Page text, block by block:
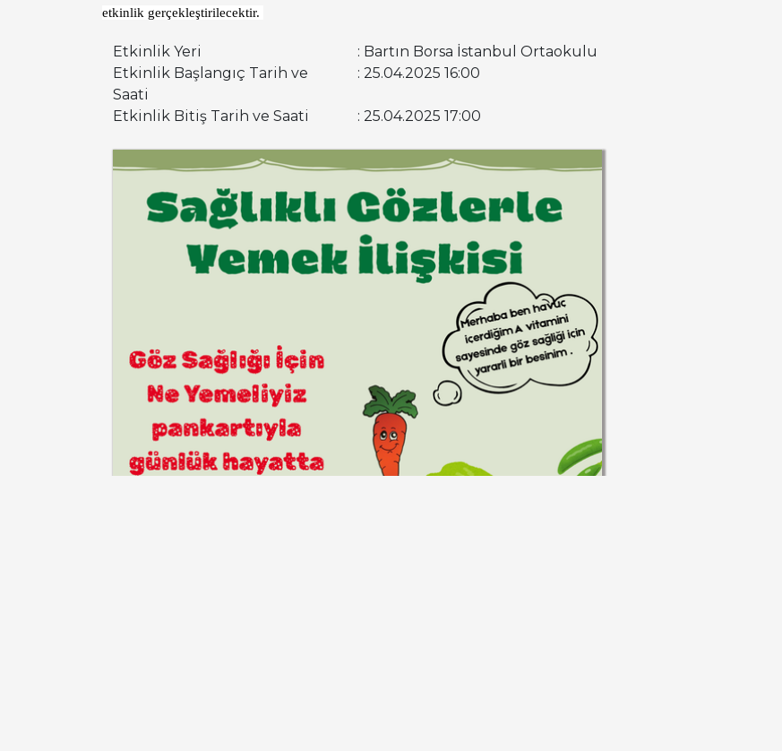
etkinlik gerçekleştirilecektir.
Etkinlik Yeri
: Bartın Borsa İstanbul Ortaokulu
Etkinlik Başlangıç Tarih ve
Saati
: 25.04.2025 16:00
Etkinlik Bitiş Tarih ve Saati : 25.04.2025 17:00